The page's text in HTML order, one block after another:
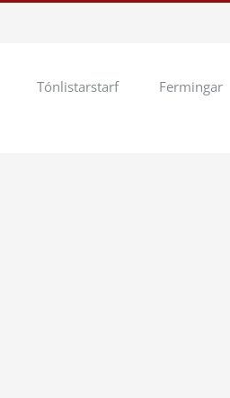
Tónlistarstarf Fermingar